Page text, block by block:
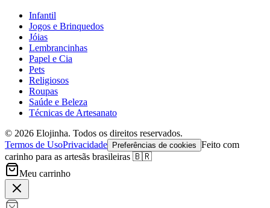
Infantil
Jogos e Brinquedos
Jóias
Lembrancinhas
Papel e Cia
Pets
Religiosos
Roupas
Saúde e Beleza
Técnicas de Artesanato
© 2026 Elojinha. Todos os direitos reservados.
Termos de UsoPrivacidade Preferências de cookies Feito com
carinho para as artesãs brasileiras 🇧🇷
Meu carrinho